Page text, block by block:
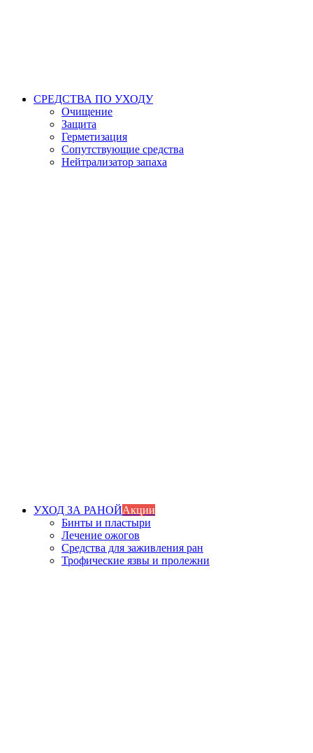
СРЕДСТВА ПО УХОДУ
Очищение
Защита
Герметизация
Сопутствующие средства
Нейтрализатор запаха
УХОД ЗА РАНОЙАкции
Бинты и пластыри
Лечение ожогов
Средства для заживления ран
Трофические язвы и пролежни